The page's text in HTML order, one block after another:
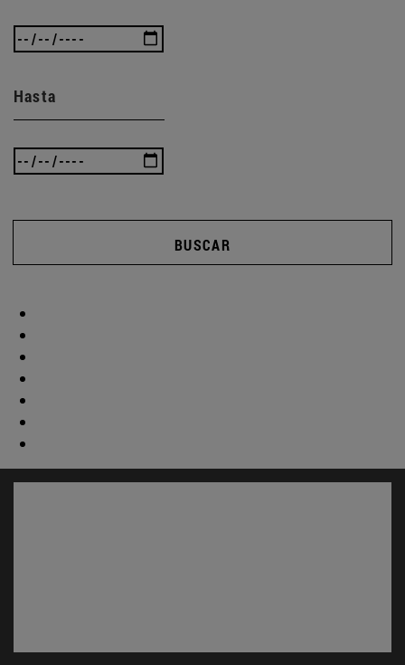
Hasta
BUSCAR